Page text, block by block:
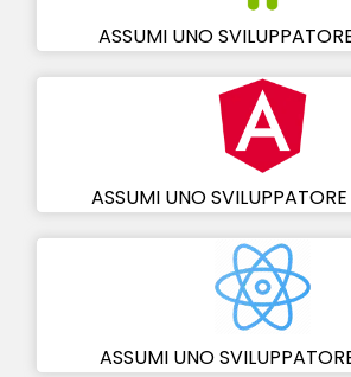
ASSUMI UNO
ASSUMI UNO
ASSUMI UNO